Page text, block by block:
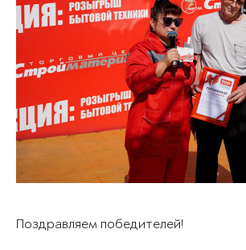
Поздравляем победителей!